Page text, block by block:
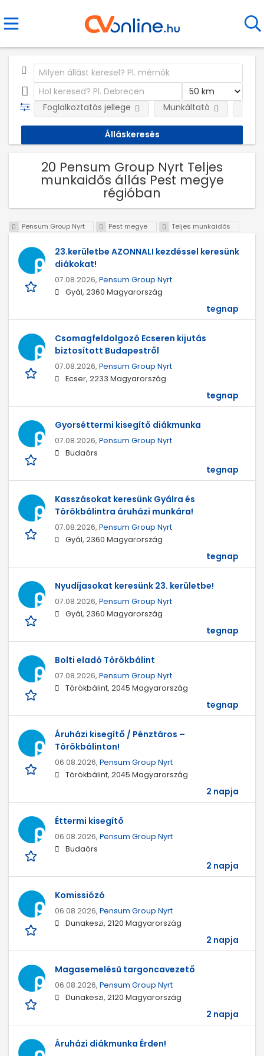
Foglalkoztatás jellege Munkáltató
20 Pensum Group Nyrt Teljes
munkaidős állás Pest megye
régióban
Pensum Group Nyrt Pest megye Teljes munkaidős
23.kerületbe AZONNALI kezdéssel keresünk
diákokat!
07.08.2026, Pensum Group Nyrt
Gyál, 2360 Magyarország
tegnap
Csomagfeldolgozó Ecseren kijutás
biztosított Budapestről
07.08.2026, Pensum Group Nyrt
Ecser, 2233 Magyarország
tegnap
Gyorséttermi kisegítő diákmunka
07.08.2026, Pensum Group Nyrt
Budaörs
tegnap
Kasszásokat keresünk Gyálra és
Törökbálintra áruházi munkára!
07.08.2026, Pensum Group Nyrt
Gyál, 2360 Magyarország
tegnap
Nyudíjasokat keresünk 23. kerületbe!
07.08.2026, Pensum Group Nyrt
Gyál, 2360 Magyarország
tegnap
Bolti eladó Törökbálint
07.08.2026, Pensum Group Nyrt
Törökbálint, 2045 Magyarország
tegnap
Áruházi kisegítő / Pénztáros –
Törökbálinton!
06.08.2026, Pensum Group Nyrt
Törökbálint, 2045 Magyarország
2 napja
Éttermi kisegítő
06.08.2026, Pensum Group Nyrt
Budaörs
2 napja
Komissiózó
06.08.2026, Pensum Group Nyrt
Dunakeszi, 2120 Magyarország
2 napja
Magasemelésű targoncavezető
06.08.2026, Pensum Group Nyrt
Dunakeszi, 2120 Magyarország
2 napja
Áruházi diákmunka Érden!